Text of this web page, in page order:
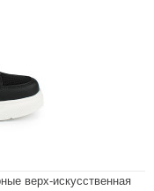
верх-искусственная